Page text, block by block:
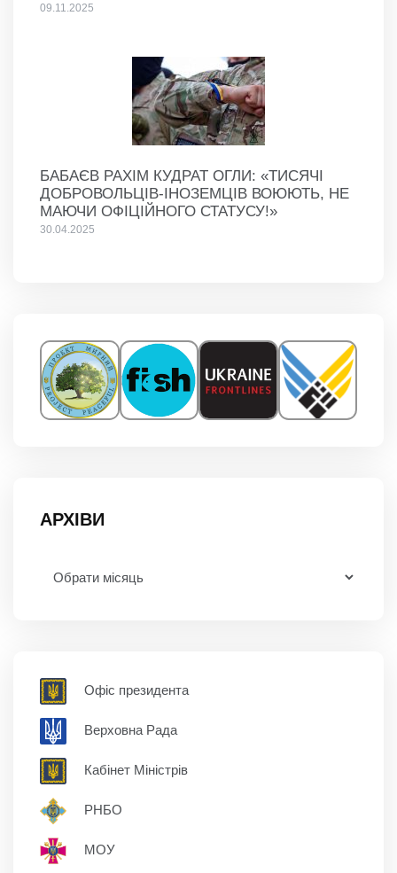
09.11.2025
БАБАЄВ РАХІМ КУДРАТ ОГЛИ: «ТИСЯЧІ
ДОБРОВОЛЬЦІВ-ІНОЗЕМЦІВ ВОЮЮТЬ, НЕ
МАЮЧИ ОФІЦІЙНОГО СТАТУСУ!»
30.04.2025
АРХІВИ
Офіс президента
Верховна Рада
Кабінет Міністрів
РНБО
МОУ